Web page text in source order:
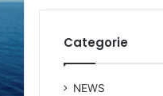
Categorie
NEWS